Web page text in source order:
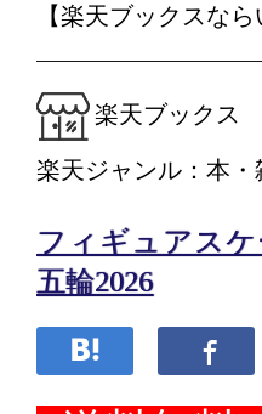
【楽天ブックスな
楽天ブックス
楽天ジャンル：本・
フィギュアス
五輪2026